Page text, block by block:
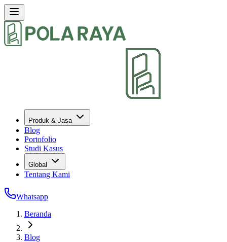
Produk & Jasa
Blog
Portofolio
Studi Kasus
Global
Tentang Kami
Whatsapp
Beranda
Blog